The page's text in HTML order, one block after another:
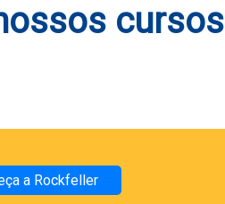
cursos
a Rockfeller